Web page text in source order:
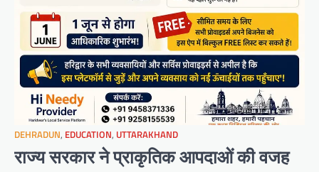
DEHRADUN, EDUCATION, UTTARAKHAND
राज्य सरकार ने प्राकृतिक आपदाओं की वजह